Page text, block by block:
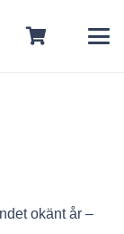
okänt år –